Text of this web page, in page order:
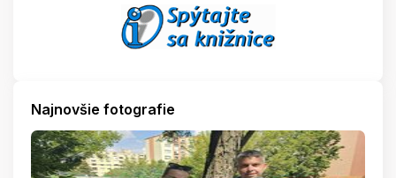
Najnovšie fotografie